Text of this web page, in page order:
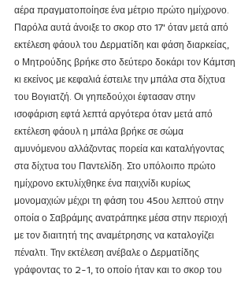
αέρα πραγματοποίησε ένα μέτριο πρώτο ημίχρονο.
Παρόλα αυτά άνοιξε το σκορ στο 17' όταν μετά από
εκτέλεση φάουλ του Δερματίδη και φάση διαρκείας,
ο Μητρούδης βρήκε στο δεύτερο δοκάρι τον Κάμτση
κι εκείνος με κεφαλιά έστειλε την μπάλα στα δίχτυα
του Βογιατζή. Οι γηπεδούχοι έφτασαν στην
ισοφάριση εφτά λεπτά αργότερα όταν μετά από
εκτέλεση φάουλ η μπάλα βρήκε σε σώμα
αμυνόμενου αλλάζοντας πορεία και καταλήγοντας
στα δίχτυα του Παντελίδη. Στο υπόλοιπο πρώτο
ημίχρονο εκτυλίχθηκε ένα παιχνίδι κυρίως
μονομαχιών μέχρι τη φάση του 45ου λεπτού στην
οποία ο Σαβράμης ανατράπηκε μέσα στην περιοχή
με τον διαιτητή της αναμέτρησης να καταλογίζει
πέναλτι. Την εκτέλεση ανέβαλε ο Δερματίδης
γράφοντας το 2-1, το οποίο ήταν και το σκορ του